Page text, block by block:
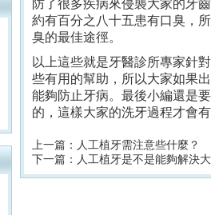
防了很多疾病來侵襲大家的牙齒
約有百分之八十五患有口臭，
臭的最佳途徑。
以上這些就是牙醫診所專家針
些有用的幫助，所以大家如果
能夠防止牙病。 最後小編還是
的，這樣大家的洗牙過程才會有
上一篇： 人工植牙需注意些什麼？
下一篇： 人工植牙是不是能夠解決